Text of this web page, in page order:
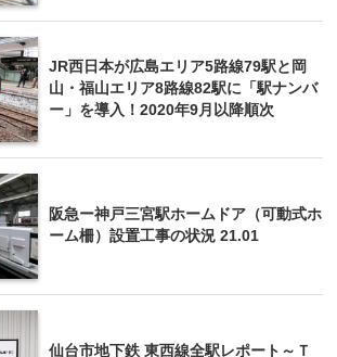
JR西日本が広島エリア5路線79駅と岡
山・福山エリア8路線82駅に「駅ナンバ
ー」を導入！2020年9月以降順次
阪急ー神戸三宮駅ホームドア（可動式ホ
ーム柵）設置工事の状況 21.01
仙台市地下鉄 東西線全駅レポート～Ｔ